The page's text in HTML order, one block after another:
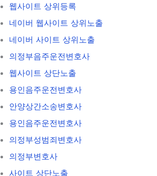
웹사이트 상위등록
네이버 웹사이트 상위노출
네이버 사이트 상위노출
의정부음주운전변호사
웹사이트 상단노출
용인음주운전변호사
안양상간소송변호사
용인음주운전변호사
의정부성범죄변호사
의정부변호사
사이트 상단노출